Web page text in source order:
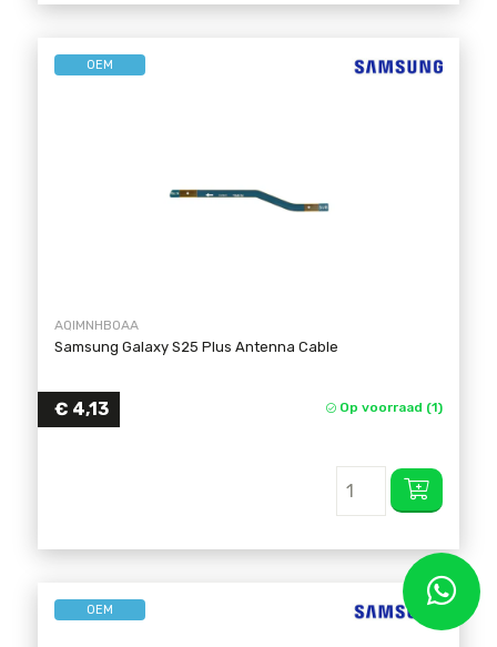
OEM
AQIMNHB0AA
Samsung Galaxy S25 Plus Antenna Cable
€ 4,13 Op voorraad (1)
OEM